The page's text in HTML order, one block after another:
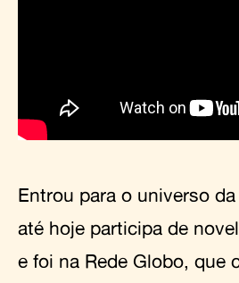
Entrou para o universo
até hoje participa de
e foi na Rede Globo, que